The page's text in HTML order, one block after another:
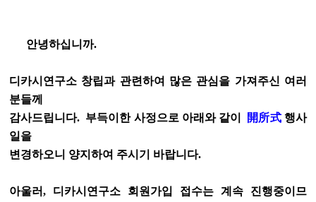
안녕하십니까.
디카시연구소 창립과 관련하여 많은 관심을 가져주신 여러
분들께
감사드립니다. 부득이한 사정으로 아래와 같이 開所式 행사
일을
변 경하오니 양지하여 주시기 바랍니다.
아울러, 디카시연구소 회원가입 접수는 계속 진행중이므